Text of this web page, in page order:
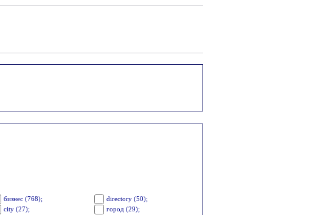
бизнес (768);
directory (50);
city (27);
город (29);